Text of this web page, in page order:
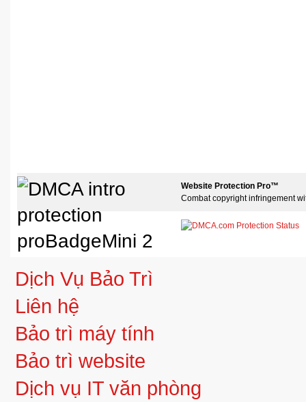
Website Protection Pro™
Combat copyright infringement
Dịch Vụ Bảo Trì
Liên hệ
Bảo trì máy tính
Bảo trì website
Dịch vụ IT văn phòng